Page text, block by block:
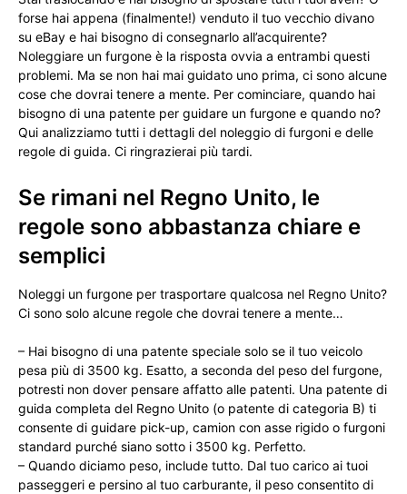
forse hai appena (finalmente!) venduto il tuo vecchio divano
su eBay e hai bisogno di consegnarlo all’acquirente?
Noleggiare un furgone è la risposta ovvia a entrambi questi
problemi. Ma se non hai mai guidato uno prima, ci sono alcune
cose che dovrai tenere a mente. Per cominciare, quando hai
bisogno di una patente per guidare un furgone e quando no?
Qui analizziamo tutti i dettagli del noleggio di furgoni e delle
regole di guida. Ci ringrazierai più tardi.
Se rimani nel Regno Unito, le
regole sono abbastanza chiare e
semplici
Noleggi un furgone per trasportare qualcosa nel Regno Unito?
Ci sono solo alcune regole che dovrai tenere a mente…
– Hai bisogno di una patente speciale solo se il tuo veicolo
pesa più di 3500 kg. Esatto, a seconda del peso del furgone,
potresti non dover pensare affatto alle patenti. Una patente di
guida completa del Regno Unito (o patente di categoria B) ti
consente di guidare pick-up, camion con asse rigido o furgoni
standard purché siano sotto i 3500 kg. Perfetto.
– Quando diciamo peso, include tutto. Dal tuo carico ai tuoi
passeggeri e persino al tuo carburante, il peso consentito di